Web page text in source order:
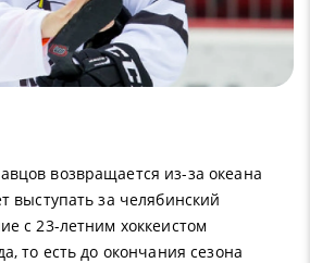
возвращается из-за океана
выступать за челябинский
с 23-летним хоккеистом
то есть до окончания сезона